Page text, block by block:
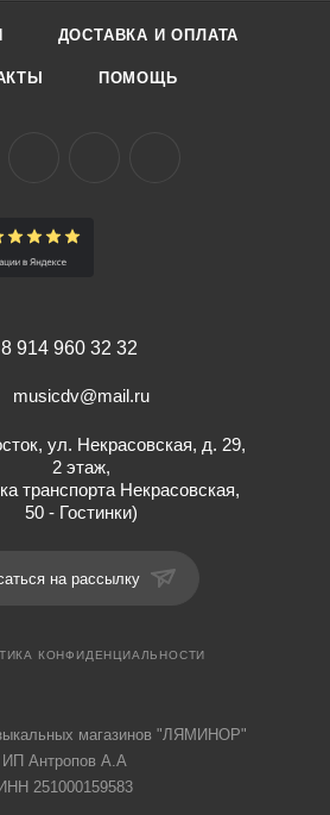
ДОСТАВКА И ОПЛАТА
ПОМОЩЬ
8 914 960 32 32
musicdv@mail.ru
ул. Некрасовская, д. 29,
2 этаж,
транспорта Некрасовская,
50 - Гостинки)
на рассылку
КОНФИДЕНЦИАЛЬНОСТИ
магазинов "ЛЯМИНОР"
ИП Антропов А.А
ИНН 251000159583